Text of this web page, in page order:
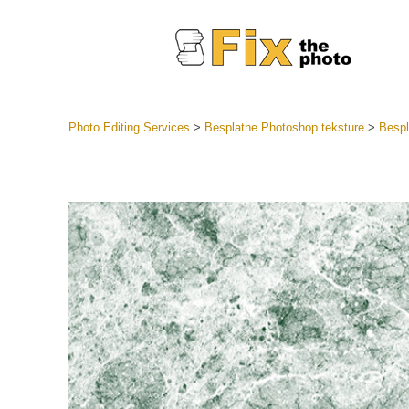
Uređivanje
ponude
Mobilne
Photo Editing Services > Besplatne Photoshop teksture>